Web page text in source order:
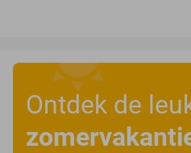
Ontdek de